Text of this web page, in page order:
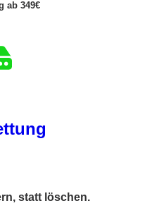
ab 349€
statt löschen.